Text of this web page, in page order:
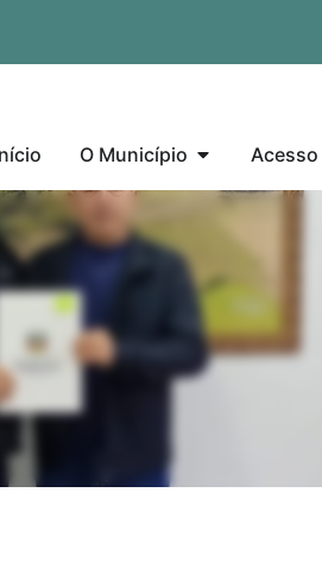
O Município